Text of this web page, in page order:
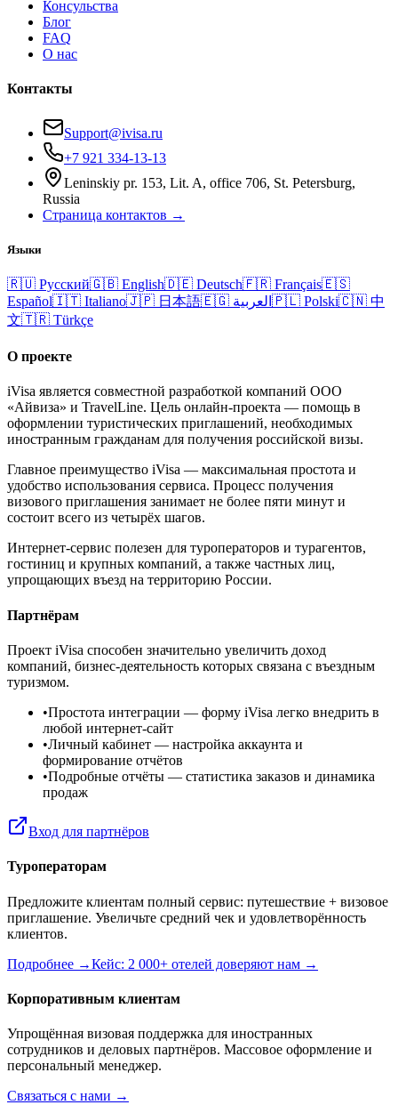
Консульства
Блог
FAQ
О нас
Контакты
Support@ivisa.ru
+7 921 334-13-13
Leninskiy pr. 153, Lit. A, office 706, St. Petersburg,
Russia
Страница контактов →
Языки
🇷🇺 Русский🇬🇧 English🇩🇪 Deutsch🇫🇷 Français🇪🇸
Español🇮🇹 Italiano🇯🇵 日本語🇪🇬 العربية 🇵🇱 Polski🇨🇳 中
文🇹🇷 Türkçe
О проекте
iVisa является совместной разработкой компаний ООО
«Айвиза» и TravelLine. Цель онлайн-проекта — помощь в
оформлении туристических приглашений, необходимых
иностранным гражданам для получения российской визы.
Главное преимущество iVisa — максимальная простота и
удобство использования сервиса. Процесс получения
визового приглашения занимает не более пяти минут и
состоит всего из четырёх шагов.
Интернет-сервис полезен для туроператоров и турагентов,
гостиниц и крупных компаний, а также частных лиц,
упрощающих въезд на территорию России.
Партнёрам
Проект iVisa способен значительно увеличить доход
компаний, бизнес-деятельность которых связана с въездным
туризмом.
•Простота интеграции — форму iVisa легко внедрить в
любой интернет-сайт
•Личный кабинет — настройка аккаунта и
формирование отчётов
•Подробные отчёты — статистика заказов и динамика
продаж
Вход для партнёров
Туроператорам
Предложите клиентам полный сервис: путешествие + визовое
приглашение. Увеличьте средний чек и удовлетворённость
клиентов.
Подробнее →Кейс: 2 000+ отелей доверяют нам →
Корпоративным клиентам
Упрощённая визовая поддержка для иностранных
сотрудников и деловых партнёров. Массовое оформление и
персональный менеджер.
Связаться с нами →